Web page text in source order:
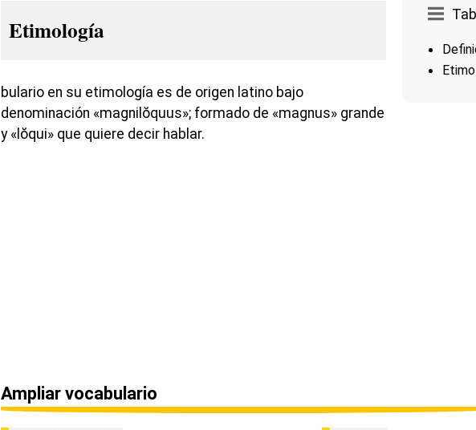
Etimología
bulario en su etimología es de origen latino bajo
denominación «magnilŏquus»; formado de «magnus» grande
y «lŏqui» que quiere decir hablar.
Ampliar vocabulario